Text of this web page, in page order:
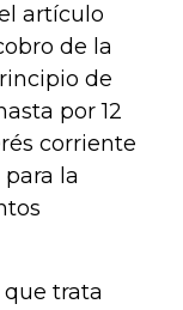
artículo
de la
de
por 12
corriente
la
trata